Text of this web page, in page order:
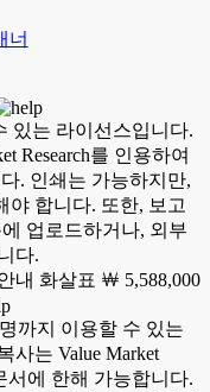
있는 라이선스입니다.
Research를 인용하여
. 인쇄는 가능하지만,
야 합니다. 또한, 보고
업로드하거나, 외부
다.
￦ 5,588,000
까지 이용할 수 있는
사는 Value Market
서에 한해 가능합니다.